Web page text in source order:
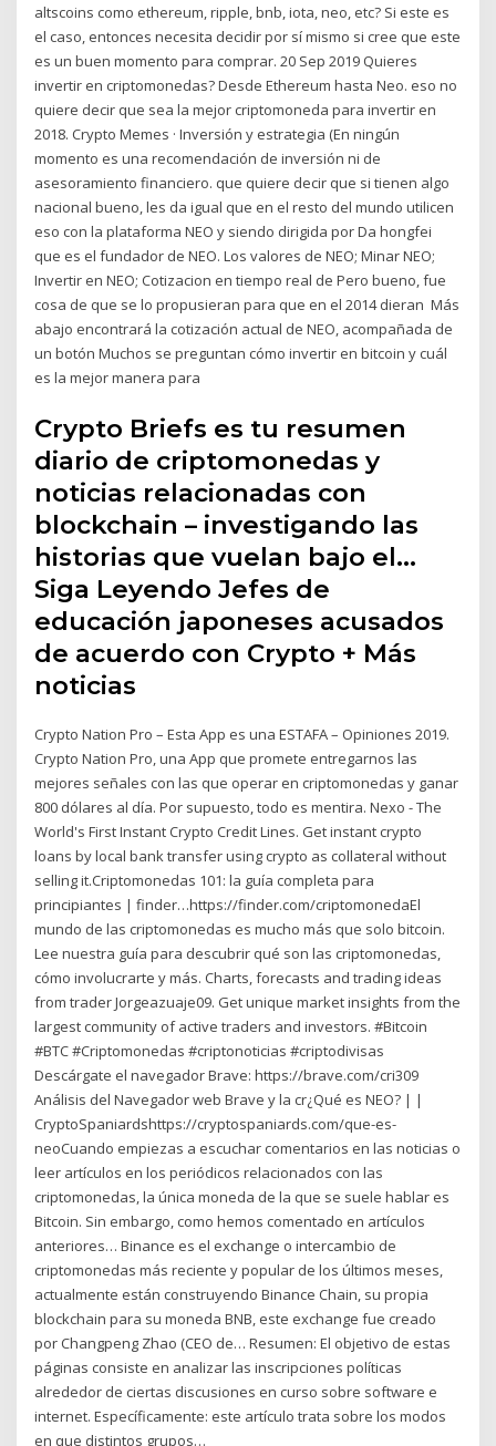
altscoins como ethereum, ripple, bnb, iota, neo, etc? Si este es
el caso, entonces necesita decidir por sí mismo si cree que este
es un buen momento para comprar. 20 Sep 2019 Quieres
invertir en criptomonedas? Desde Ethereum hasta Neo. eso no
quiere decir que sea la mejor criptomoneda para invertir en
2018. Crypto Memes · Inversión y estrategia (En ningún
momento es una recomendación de inversión ni de
asesoramiento financiero. que quiere decir que si tienen algo
nacional bueno, les da igual que en el resto del mundo utilicen
eso con la plataforma NEO y siendo dirigida por Da hongfei
que es el fundador de NEO. Los valores de NEO; Minar NEO;
Invertir en NEO; Cotizacion en tiempo real de Pero bueno, fue
cosa de que se lo propusieran para que en el 2014 dieran Más
abajo encontrará la cotización actual de NEO, acompañada de
un botón Muchos se preguntan cómo invertir en bitcoin y cuál
es la mejor manera para
Crypto Briefs es tu resumen
diario de criptomonedas y
noticias relacionadas con
blockchain – investigando las
historias que vuelan bajo el…
Siga Leyendo Jefes de
educación japoneses acusados
de acuerdo con Crypto + Más
noticias
Crypto Nation Pro – Esta App es una ESTAFA – Opiniones 2019.
Crypto Nation Pro, una App que promete entregarnos las
mejores señales con las que operar en criptomonedas y ganar
800 dólares al día. Por supuesto, todo es mentira. Nexo - The
World's First Instant Crypto Credit Lines. Get instant crypto
loans by local bank transfer using crypto as collateral without
selling it.Criptomonedas 101: la guía completa para
principiantes | finder…https://finder.com/criptomonedaEl
mundo de las criptomonedas es mucho más que solo bitcoin.
Lee nuestra guía para descubrir qué son las criptomonedas,
cómo involucrarte y más. Charts, forecasts and trading ideas
from trader Jorgeazuaje09. Get unique market insights from the
largest community of active traders and investors. #Bitcoin
#BTC #Criptomonedas #criptonoticias #criptodivisas
Descárgate el navegador Brave: https://brave.com/cri309
Análisis del Navegador web Brave y la cr¿Qué es NEO? | |
CryptoSpaniardshttps://cryptospaniards.com/que-es-
neoCuando empiezas a escuchar comentarios en las noticias o
leer artículos en los periódicos relacionados con las
criptomonedas, la única moneda de la que se suele hablar es
Bitcoin. Sin embargo, como hemos comentado en artículos
anteriores… Binance es el exchange o intercambio de
criptomonedas más reciente y popular de los últimos meses,
actualmente están construyendo Binance Chain, su propia
blockchain para su moneda BNB, este exchange fue creado
por Changpeng Zhao (CEO de… Resumen: El objetivo de estas
páginas consiste en analizar las inscripciones políticas
alrededor de ciertas discusiones en curso sobre software e
internet. Específicamente: este artículo trata sobre los modos
en que distintos grupos…